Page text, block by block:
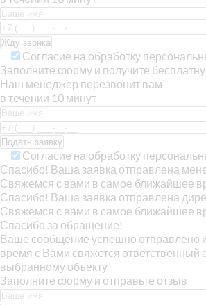
Согласие на обработку
Заполните форму и получите
Наш менеджер перезвонит вам
в течении 10 минут
Согласие на обработку
Спасибо! Ваша заявка отправлена
Свяжемся с вами в самое ближайшее
Спасибо! Ваша заявка отправлена
Свяжемся с вами в самое ближайшее
Спасибо за обращение!
Ваше сообщение успешно отправлено
время с Вами свяжется ответственный
выбранному объекту
Заполните форму и отправьте отзыв